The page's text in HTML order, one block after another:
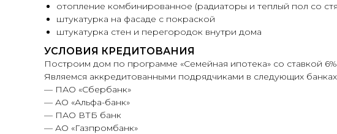
отопление комбинированное (радиаторы и теплый пол со
штукатурка на фасаде с покраской
штукатурка стен и перегородок внутри дома
УСЛОВИЯ КРЕДИТОВАНИЯ
Построим дом по программе «Семейная ипотека» со ставкой
Являемся аккредитованными подрядчиками в следующих
— ПАО «Сбербанк»
— АО «Альфа-банк»
— ПАО ВТБ банк
— АО «Газпромбанк»